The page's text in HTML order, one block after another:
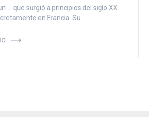
... que surgió a principios del siglo XX
en Francia. Su...